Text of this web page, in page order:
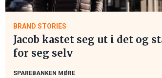
BRAND STORIES
Jacob kastet seg ut i det og
for seg selv
SPAREBANKEN MØRE